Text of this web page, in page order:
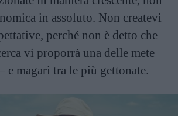
in assoluto. Non createvi
perché non è detto che
vi proporrà una delle mete
e magari tra le più gettonate.